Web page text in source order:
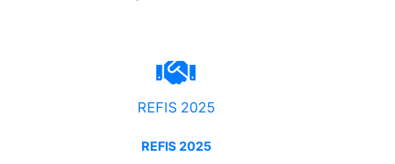
REFIS 2025
REFIS 2025